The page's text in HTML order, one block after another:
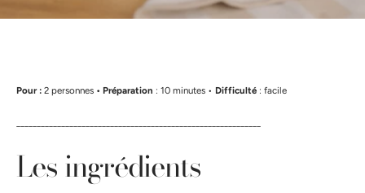
Pour : 2 personnes • Préparation : 10 minutes • Difficulté : facile
Les ingrédients